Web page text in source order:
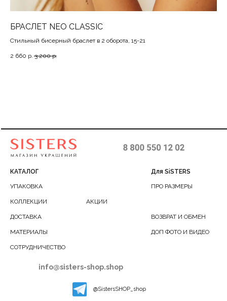
БРАСЛЕТ NEO CLASSIC
Стильный бисерный браслет в 2 оборота, 15-21
2 660 р. 3 200 р.
КАТАЛОГ Для SiSTERS
info@sisters-shop.shop
УПАКОВКА
ДОСТАВКА
КОЛЛЕКЦИИ
ПРО РАЗМЕРЫ
АКЦИИ
ВОЗВРАТ И ОБМЕН
ДОП ФОТО И ВИДЕО
@SistersSHOP_shop
МАТЕРИАЛЫ
СОТРУДНИЧЕСТВО